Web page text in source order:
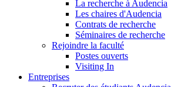
La recherche à Audencia
Les chaires d'Audencia
Contrats de recherche
Séminaires de recherche
Rejoindre la faculté
Postes ouverts
Visiting In
Entreprises